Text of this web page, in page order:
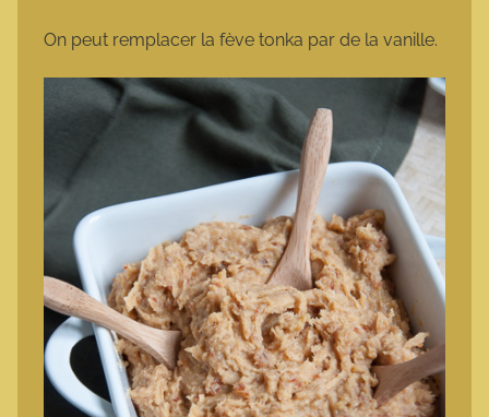
On peut remplacer la fève tonka par de la vanille.